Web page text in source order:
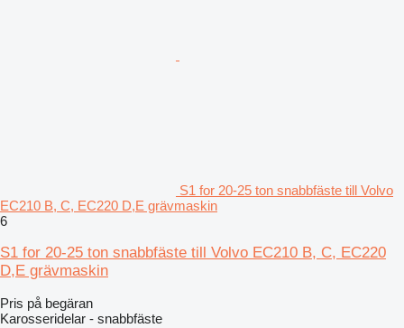
S1 for 20-25 ton snabbfäste till Volvo
EC210 B, C, EC220 D,E grävmaskin
6
S1 for 20-25 ton snabbfäste till Volvo EC210 B, C, EC220
D,E grävmaskin
Pris på begäran
Karosseridelar - snabbfäste